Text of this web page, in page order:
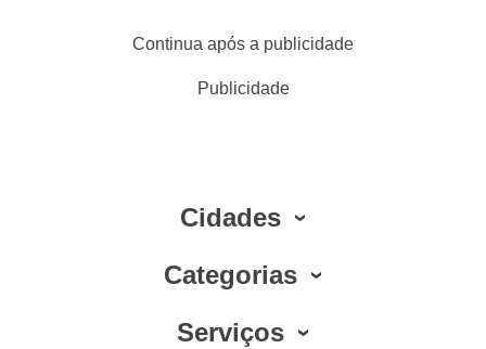
Continua após a publicidade
Publicidade
Cidades
Categorias
Serviços